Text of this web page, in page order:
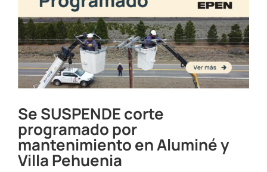
Pehuenia
23/6/25
Se SUSPENDE corte
programado por
mantenimiento en Aluminé y
Villa Pehuenia